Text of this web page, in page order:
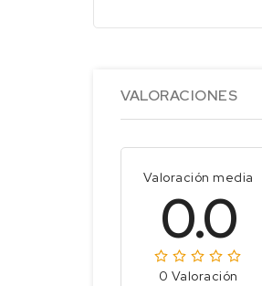
VALORACIONES
Valoración media
0.0
0 Valoración